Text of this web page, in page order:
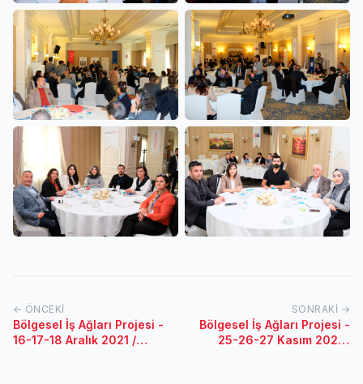
← ÖNCEKI
Bölgesel İş Ağları Projesi -
16-17-18 Aralık 2021 /
SONRAKI →
Bölgesel İş Ağları Projesi -
25-26-27 Kasım 2021 /